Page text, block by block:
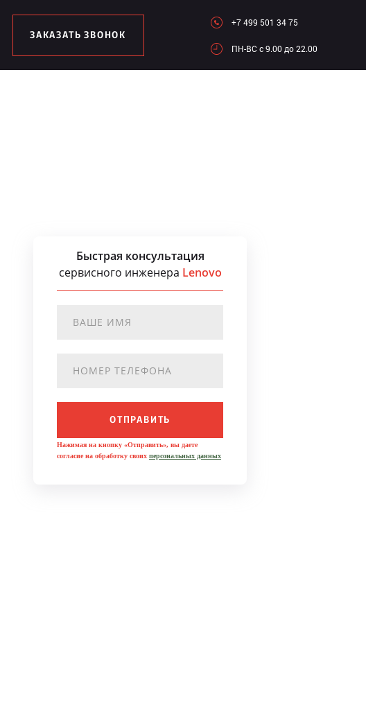
ЗАКАЗАТЬ ЗВОНОК
+7 499 501 34 75
ПН-ВC c 9.00 до 22.00
Быстрая консультация
сервисного инженера Lenovo
ОТПРАВИТЬ
Нажимая на кнопку «Отправить», вы даете
согласие на обработку своих персональных данных